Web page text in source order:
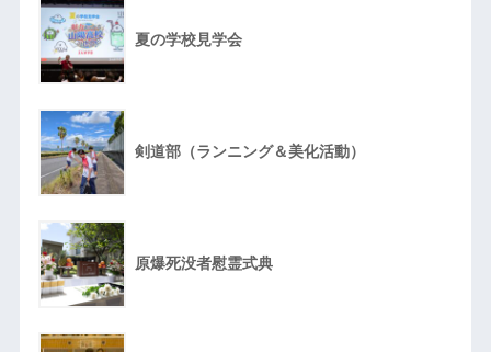
夏の学校見学会
剣道部（ランニング＆美化活動）
原爆死没者慰霊式典